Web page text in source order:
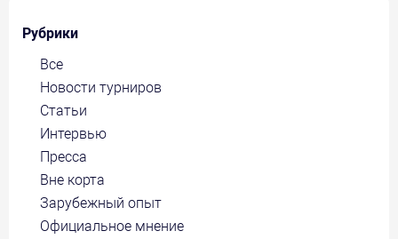
Рубрики
Все
Новости турниров
Статьи
Интервью
Пресса
Вне корта
Зарубежный опыт
Официальное мнение